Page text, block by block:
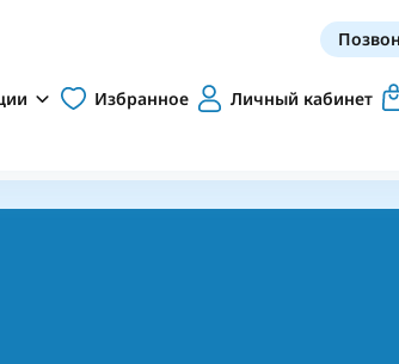
Избранное Личный кабинет